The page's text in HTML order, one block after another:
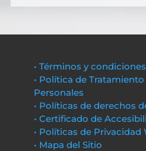
• Términos y condiciones
• Política de
Personales
• Políticas de derechos
• Certificado de
• Políticas de Privacidad
• Mapa del Sitio